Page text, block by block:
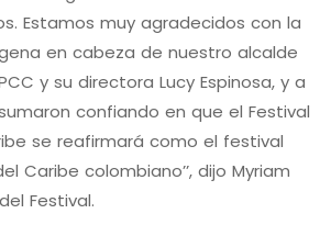
Estamos muy agradecidos con la
en cabeza de nuestro alcalde
y su directora Lucy Espinosa, y a
confiando en que el Festival
se reafirmará como el festival
Caribe colombiano’’, dijo Myriam
Festival.